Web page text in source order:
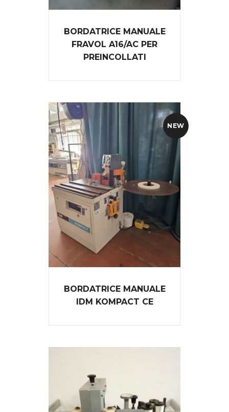
BORDATRICE MANUALE
FRAVOL A16/AC PER
PREINCOLLATI
NEW
BORDATRICE MANUALE
IDM KOMPACT CE